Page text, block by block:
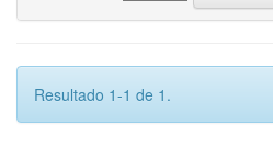
Resultado 1-1 de 1.